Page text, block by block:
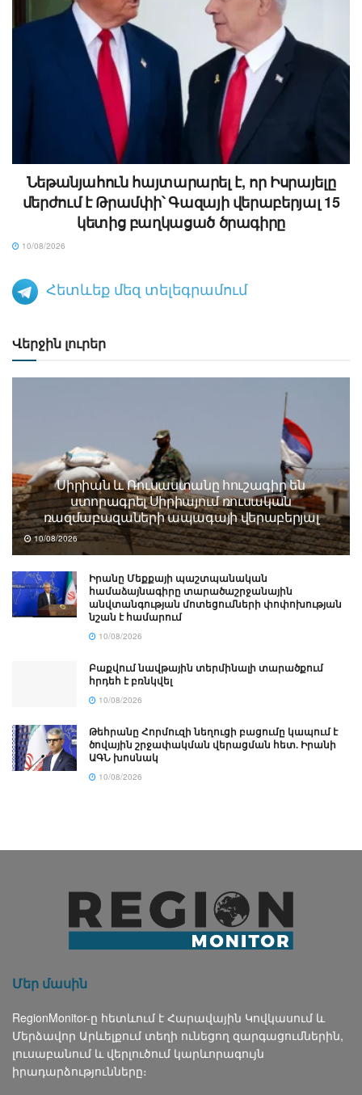
Նեթանյահուն հայտարարել է, որ Իսրայելը
մերժում է Թրամփի՝ Գազայի վերաբերյալ 15
կետից բաղկացած ծրագիրը
10/08/2026
Հետևեք մեզ տելեգրամում
Վերջին լուրեր
Սիրիան և Ռուսաստանը հուշագիր են
ստորագրել Սիրիայում ռուսական
ռազմաբազաների ապագայի վերաբերյալ
10/08/2026
Իրանը Մեքքայի պաշտպանական
համաձայնագիրը տարածաշրջանային
անվտանգության մոտեցումների փոփոխության
նշան է համարում
10/08/2026
Բաքվում նավթային տերմինալի տարածքում
հրդեհ է բռնկվել
10/08/2026
Թեհրանը Հորմուզի նեղուցի բացումը կապում է
ծովային շրջափակման վերացման հետ. Իրանի
ԱԳՆ խոսնակ
10/08/2026
Մեր մասին
RegionMonitor-ը հետևում է Հարավային Կովկասում և
Մերձավոր Արևելքում տեղի ունեցող զարգացումներին,
լուսաբանում և վերլուծում կարևորագույն
իրադարձությունները։